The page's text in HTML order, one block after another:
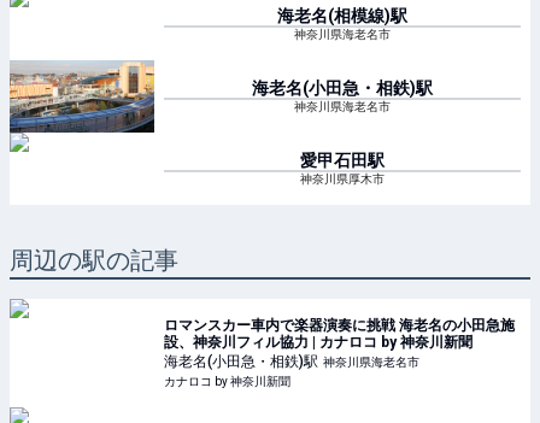
海老名(相模線)駅
神奈川県海老名市
海老名(小田急・相鉄)駅
神奈川県海老名市
愛甲石田駅
神奈川県厚木市
周辺の駅の記事
ロマンスカー車内で楽器演奏に挑戦 海老名の小田急施
設、神奈川フィル協力 | カナロコ by 神奈川新聞
海老名(小田急・相鉄)駅 神奈川県海老名市
カナロコ by 神奈川新聞